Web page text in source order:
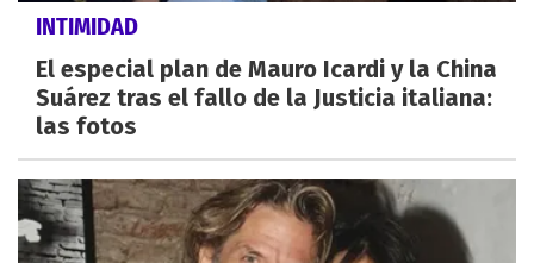
INTIMIDAD
El especial plan de Mauro Icardi y la China
Suárez tras el fallo de la Justicia italiana:
las fotos